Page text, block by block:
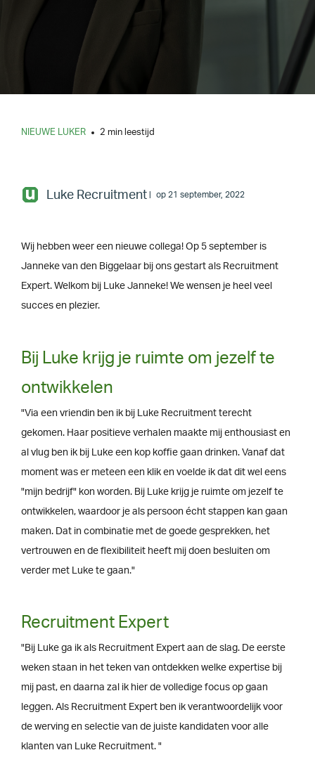
NIEUWE LUKER 2 min leestijd
Luke Recruitment op 21 september, 2022
Wij hebben weer een nieuwe collega! Op 5 september is
Janneke van den Biggelaar bij ons gestart als Recruitment
Expert. Welkom bij Luke Janneke! We wensen je heel veel
succes en plezier.
Bij Luke krijg je ruimte om jezelf te
ontwikkelen
"Via een vriendin ben ik bij Luke Recruitment terecht
gekomen. Haar positieve verhalen maakte mij enthousiast en
al vlug ben ik bij Luke een kop koffie gaan drinken. Vanaf dat
moment was er meteen een klik en voelde ik dat dit wel eens
"mijn bedrijf" kon worden. Bij Luke krijg je ruimte om jezelf te
ontwikkelen, waardoor je als persoon écht stappen kan gaan
maken. Dat in combinatie met de goede gesprekken, het
vertrouwen en de flexibiliteit heeft mij doen besluiten om
verder met Luke te gaan."
Recruitment Expert
"Bij Luke ga ik als Recruitment Expert aan de slag. De eerste
weken staan in het teken van ontdekken welke expertise bij
mij past, en daarna zal ik hier de volledige focus op gaan
leggen. Als Recruitment Expert ben ik verantwoordelijk voor
de werving en selectie van de juiste kandidaten voor alle
klanten van Luke Recruitment. "